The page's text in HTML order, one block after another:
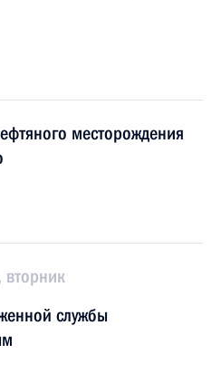
месторождения
службы